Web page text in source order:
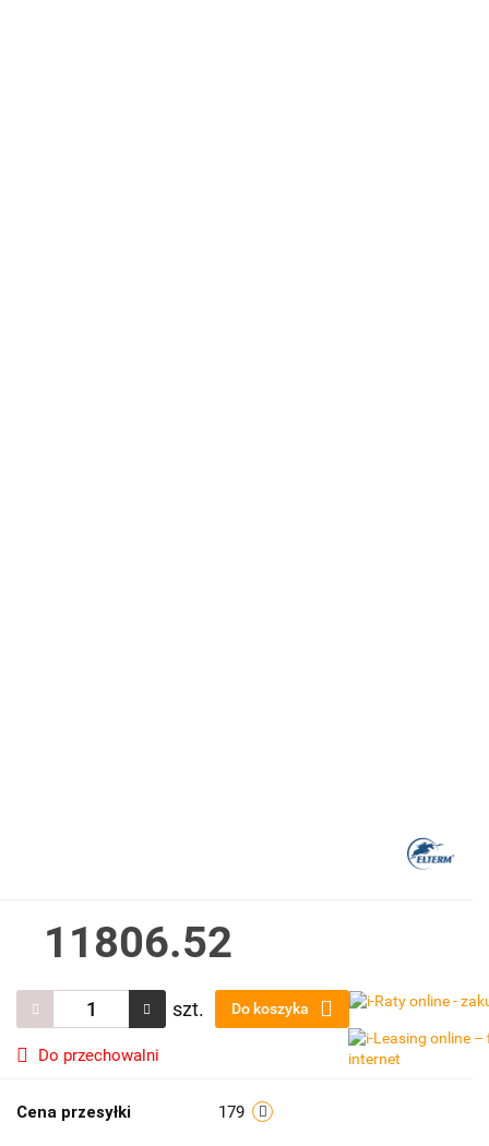
11806.52
szt. Do koszyka
Do przechowalni
Cena przesyłki 179